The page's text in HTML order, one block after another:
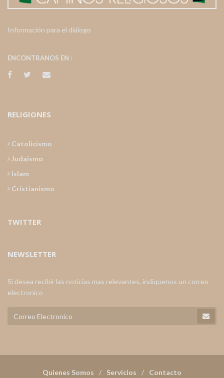
Información para el diálogo
ENCONTRANOS EN :
RELIGIONES
Catolicismo
Judaismo
Islam
Cristianismo
TWITTER
NEWSLETTER
Si desea recibir las noticias mas relevantes, indiquenos un correo
electronico
Quienes Somos Servicios Contacto